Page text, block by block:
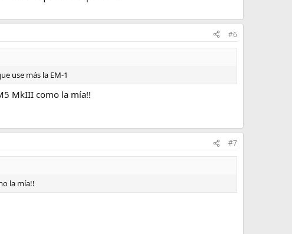
#6
use más la EM-1
MkIII como la mía!!
#7
la mía!!